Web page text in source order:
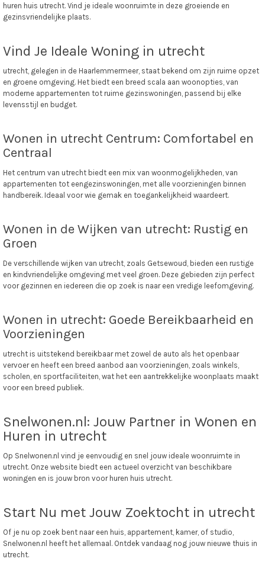
huren huis utrecht. Vind je ideale woonruimte in deze groeiende en
gezinsvriendelijke plaats.
Vind Je Ideale Woning in utrecht
utrecht, gelegen in de Haarlemmermeer, staat bekend om zijn ruime opzet
en groene omgeving. Het biedt een breed scala aan woonopties, van
moderne appartementen tot ruime gezinswoningen, passend bij elke
levensstijl en budget.
Wonen in utrecht Centrum: Comfortabel en
Centraal
Het centrum van utrecht biedt een mix van woonmogelijkheden, van
appartementen tot eengezinswoningen, met alle voorzieningen binnen
handbereik. Ideaal voor wie gemak en toegankelijkheid waardeert.
Wonen in de Wijken van utrecht: Rustig en
Groen
De verschillende wijken van utrecht, zoals Getsewoud, bieden een rustige
en kindvriendelijke omgeving met veel groen. Deze gebieden zijn perfect
voor gezinnen en iedereen die op zoek is naar een vredige leefomgeving.
Wonen in utrecht: Goede Bereikbaarheid en
Voorzieningen
utrecht is uitstekend bereikbaar met zowel de auto als het openbaar
vervoer en heeft een breed aanbod aan voorzieningen, zoals winkels,
scholen, en sportfaciliteiten, wat het een aantrekkelijke woonplaats maakt
voor een breed publiek.
Snelwonen.nl: Jouw Partner in Wonen en
Huren in utrecht
Op Snelwonen.nl vind je eenvoudig en snel jouw ideale woonruimte in
utrecht. Onze website biedt een actueel overzicht van beschikbare
woningen en is jouw bron voor huren huis utrecht.
Start Nu met Jouw Zoektocht in utrecht
Of je nu op zoek bent naar een huis, appartement, kamer, of studio,
Snelwonen.nl heeft het allemaal. Ontdek vandaag nog jouw nieuwe thuis in
utrecht.